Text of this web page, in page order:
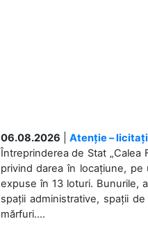
06.08.2026
Atenție –
Întreprinderea de Stat „Calea
privind darea în locațiune,
expuse în 13 loturi. Bunurile,
spații administrative, spații
mărfuri....